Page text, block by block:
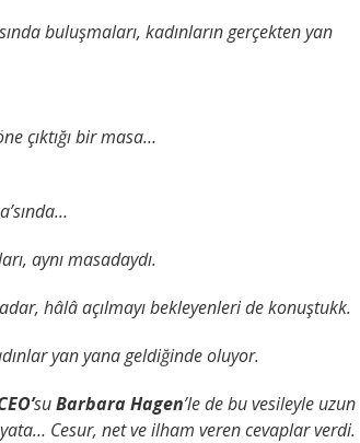
buluşmaları, kadınların gerçekten yan
çıktığı bir masa…
aynı masadaydı.
hâlâ açılmayı bekleyenleri de konuştukk.
yan yana geldiğinde oluyor.
suBarbara Hagen’le de bu vesileyle uzun
Cesur, net ve ilham veren cevaplar verdi.